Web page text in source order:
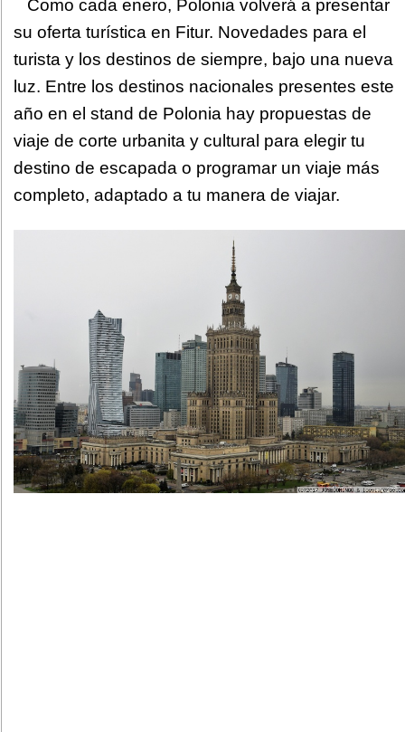
Como cada enero, Polonia volverá a presentar
su oferta turística en Fitur. Novedades para el
turista y los destinos de siempre, bajo una nueva
luz. Entre los destinos nacionales presentes este
año en el stand de Polonia hay propuestas de
viaje de corte urbanita y cultural para elegir tu
destino de escapada o programar un viaje más
completo, adaptado a tu manera de viajar.